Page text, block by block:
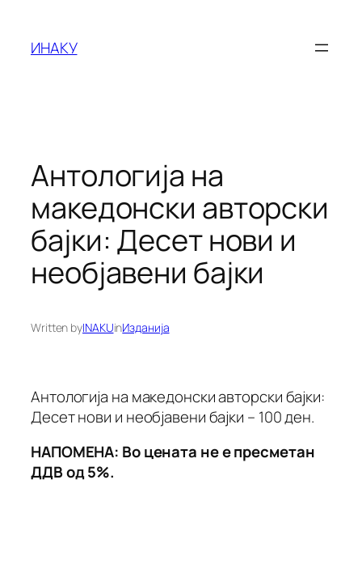
содржината
ИНАКУ
Антологија на
македонски авторски
бајки: Десет нови и
необјавени бајки
Written byINAKUinИзданија
Антологија на македонски авторски бајки:
Десет нови и необјавени бајки – 100 ден.
НАПОМЕНА: Во цената не е пресметан
ДДВ од 5%.